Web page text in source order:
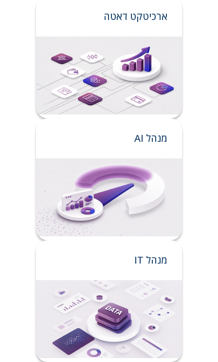
ארכיטקט דאטה
מנהל AI
מנהל IT